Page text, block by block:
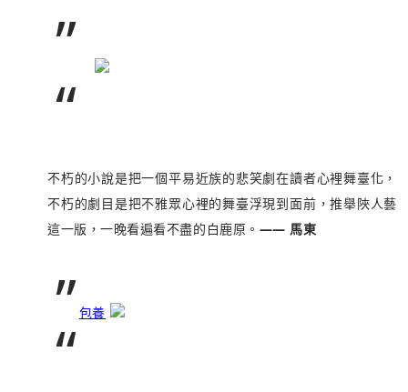
”
“
不朽的小說是把一個平易近族的悲笑劇在讀者心裡舞臺化，
不朽的劇目是把不雅眾心裡的舞臺浮現到面前，推舉陜人藝
這一版，一晚看遍看不盡的白鹿原。 —— 馬東
” 包養
“